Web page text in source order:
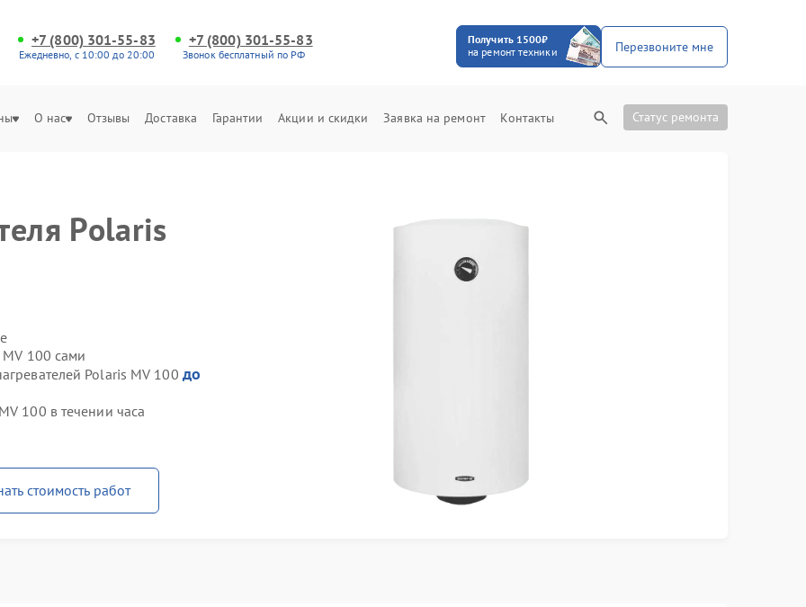
+7 (800) 301-55-83
Ежедневно, с 10:00 до 20:00
+7 (800) 301-55-83
Звонок бесплатный по РФ
Получить 1500₽
на ремонт техники
Перезвоните мне
О нас Отзывы Доставка Гарантии Акции и скидки Заявка на ремонт Контакты Статус ремонта
Polaris
100 сами
Polaris MV 100 до
100 в течении часа
стоимость работ